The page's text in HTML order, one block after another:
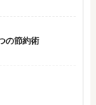
の節約術